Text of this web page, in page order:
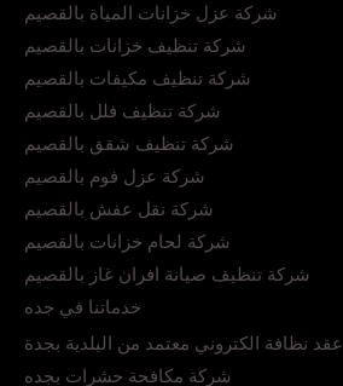
شركة عزل خزانات المياة بالقصيم
شركة تنظيف خزانات بالقصيم
شركة تنظيف مكيفات بالقصيم
شركة تنظيف فلل بالقصيم
شركة تنظيف شقق بالقصيم
شركة عزل فوم بالقصيم
شركة نقل عفش بالقصيم
شركة لحام خزانات بالقصيم
شركة تنظيف صيانة افران غاز بالقصيم
خدماتنا في جده
عقد نظافة الكتروني معتمد من البلدية بجدة
شركة مكافحة حشرات بجده